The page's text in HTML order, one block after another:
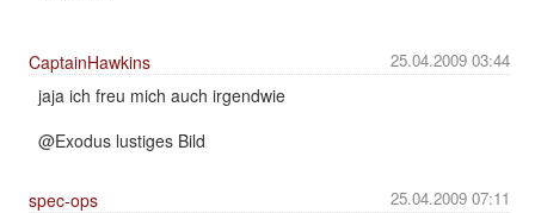
25.04.2009 03:44
CaptainHawkins
jaja ich freu mich auch irgendwie
@Exodus lustiges Bild
25.04.2009 07:11
spec-ops